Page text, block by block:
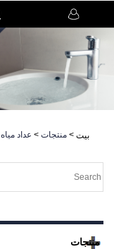
بيت > منتجات > عداد مياه
منتجات